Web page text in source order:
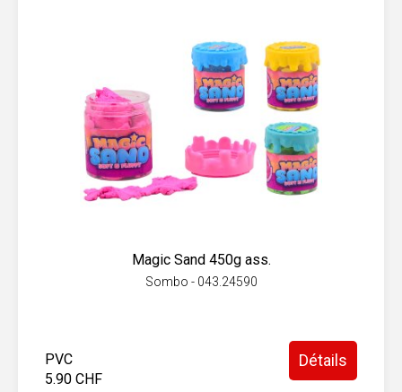
Magic Sand 450g ass.
Sombo - 043.24590
PVC
5.90 CHF
Détails